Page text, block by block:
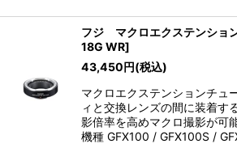
フジ マクロエクステンショ
18G WR]
43,450円(税込)
マクロエクステンションチュ
ィと交換レンズの間に装着す
影倍率を高めマクロ撮影が可
機種 GFX100 / GFX100S /